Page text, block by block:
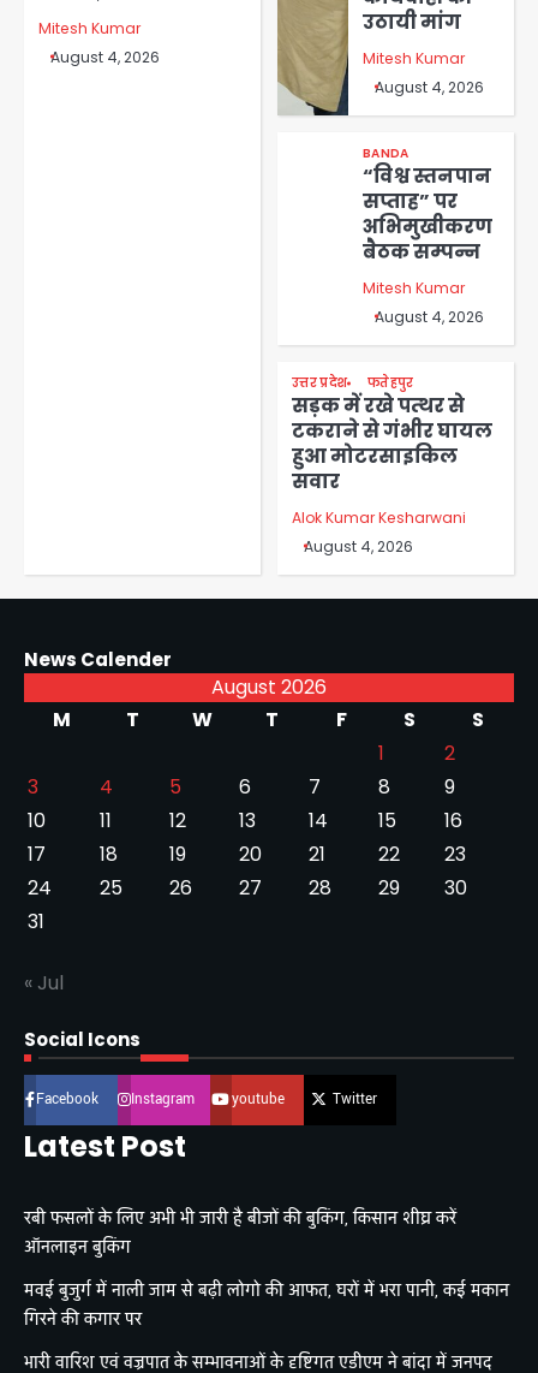
Mitesh Kumar
August 4, 2026
उठायी मांग
Mitesh Kumar
August 4, 2026
BANDA
“विश्व स्तनपान
सप्ताह” पर
अभिमुखीकरण
बैठक सम्पन्न
Mitesh Kumar
August 4, 2026
उत्तर प्रदेश फतेहपुर
सड़क में रखे पत्थर से
टकराने से गंभीर घायल
हुआ मोटरसाइकिल
सवार
Alok Kumar Kesharwani
August 4, 2026
News Calender
August 2026
M
T W T F S
S
1
2
3
4 5 6 7 8
9
10
11 12 13 14 15
16
17
18 19 20 21 22
23
24
25 26 27 28 29
30
31
« Jul
Social Icons
Facebook Instagram youtube Twitter
Latest Post
रबी फसलों के लिए अभी भी जारी है बीजों की बुकिंग, किसान शीघ्र करें
ऑनलाइन बुकिंग
मवई बुजुर्ग में नाली जाम से बढ़ी लोगो की आफत, घरों में भरा पानी, कई मकान
गिरने की कगार पर
भारी वारिश एवं वज्रपात के सम्भावनाओं के दृष्टिगत एडीएम ने बांदा में जनपद